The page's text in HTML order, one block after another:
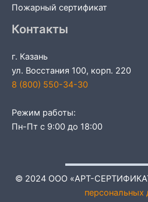
Пожарный сертификат
Контакты
г. Казань
ул. Восстания 100, корп. 220
8 (800) 550-34-30
Режим работы:
Пн-Пт с 9:00 до 18:00
© 2024 ООО «АРТ-
персональных